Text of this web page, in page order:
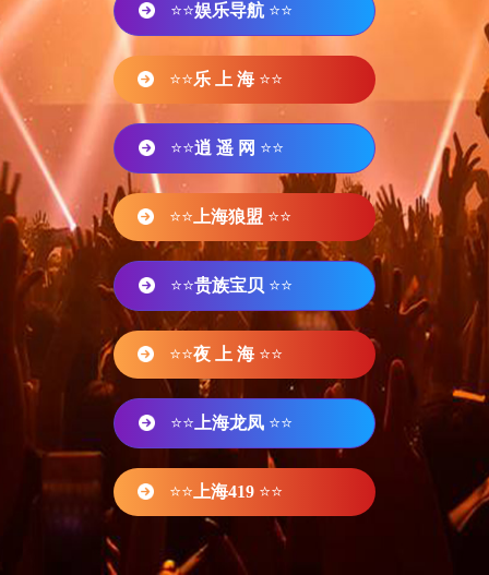
⭐⭐娱乐导航 ⭐⭐
⭐⭐乐 上 海 ⭐⭐
⭐⭐逍 遥 网 ⭐⭐
⭐⭐ 上海狼盟 ⭐⭐
⭐⭐贵族宝贝 ⭐⭐
⭐⭐夜 上 海 ⭐⭐
⭐⭐ 上海龙凤 ⭐⭐
⭐⭐ 上海419 ⭐⭐